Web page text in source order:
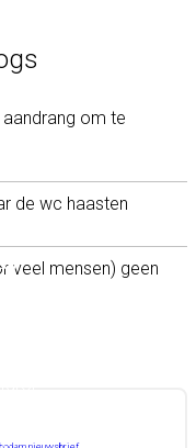
om te
de wc haasten
veel mensen) geen